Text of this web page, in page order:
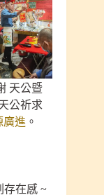
天公暨
公祈求
廣進 。
存在感 ~